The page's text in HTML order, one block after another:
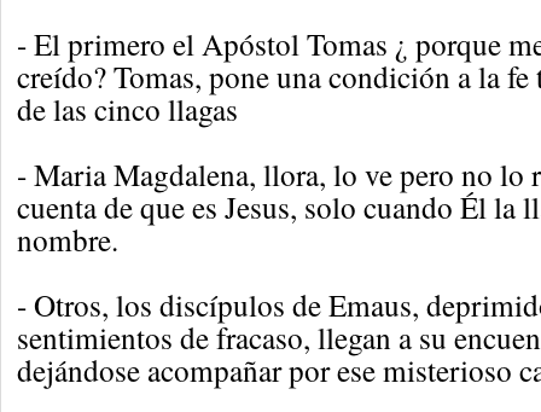
- El primero el Apóstol Tomas ¿ porque
creído? Tomas, pone una condición a la fe
de las cinco llagas
- Maria Magdalena, llora, lo ve pero no lo
cuenta de que es Jesus, solo cuando Él la
nombre.
- Otros, los discípulos de Emaus,
sentimientos de fracaso, llegan a su
dejándose acompañar por ese misterioso